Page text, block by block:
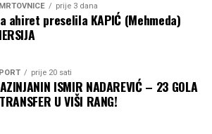
prije 3 dana
ahiret preselila KAPIĆ (Mehmeda)
prije 20 sati
ISMIR NADAREVIĆ – 23 GOLA
U VIŠI RANG!